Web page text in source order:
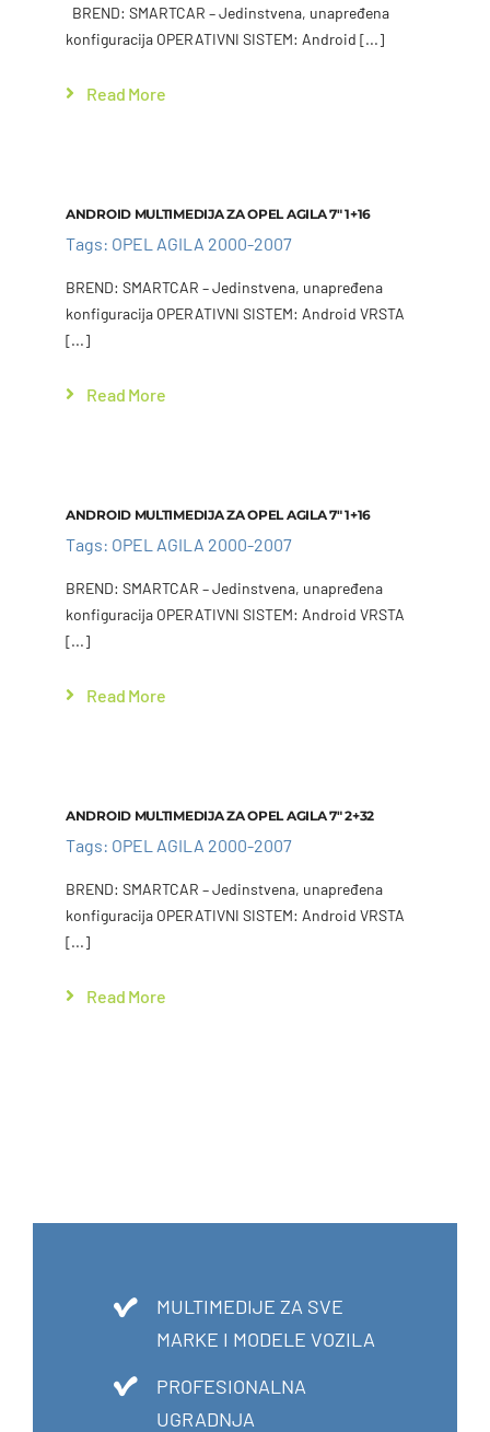
BREND: SMARTCAR – Jedinstvena, unapređena
konfiguracija OPERATIVNI SISTEM: Android [...]
Read More
ANDROID MULTIMEDIJA ZA OPEL AGILA 7″ 1+16
Tags: OPEL AGILA 2000-2007
BREND: SMARTCAR – Jedinstvena, unapređena
konfiguracija OPERATIVNI SISTEM: Android VRSTA
[...]
Read More
ANDROID MULTIMEDIJA ZA OPEL AGILA 7″ 1+16
Tags: OPEL AGILA 2000-2007
BREND: SMARTCAR – Jedinstvena, unapređena
konfiguracija OPERATIVNI SISTEM: Android VRSTA
[...]
Read More
ANDROID MULTIMEDIJA ZA OPEL AGILA 7″ 2+32
Tags: OPEL AGILA 2000-2007
BREND: SMARTCAR – Jedinstvena, unapređena
konfiguracija OPERATIVNI SISTEM: Android VRSTA
[...]
Read More
MULTIMEDIJE ZA SVE
MARKE I MODELE VOZILA
PROFESIONALNA
UGRADNJA